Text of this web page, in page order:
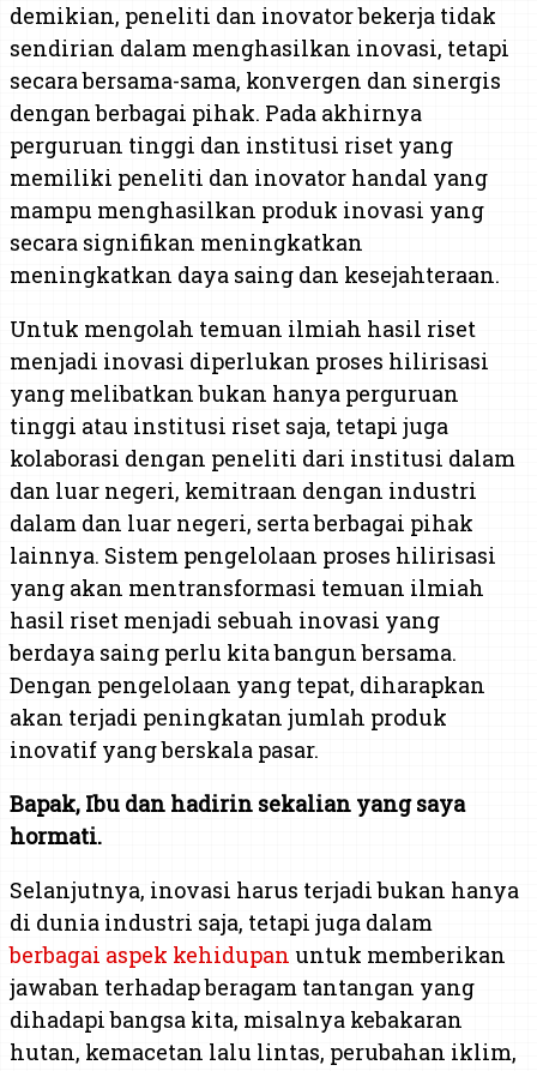
demikian, peneliti dan inovator bekerja tidak
sendirian dalam menghasilkan inovasi, tetapi
secara bersama-sama, konvergen dan sinergis
dengan berbagai pihak. Pada akhirnya
perguruan tinggi dan institusi riset yang
memiliki peneliti dan inovator handal yang
mampu menghasilkan produk inovasi yang
secara signifikan meningkatkan
meningkatkan daya saing dan kesejahteraan.
Untuk mengolah temuan ilmiah hasil riset
menjadi inovasi diperlukan proses hilirisasi
yang melibatkan bukan hanya perguruan
tinggi atau institusi riset saja, tetapi juga
kolaborasi dengan peneliti dari institusi dalam
dan luar negeri, kemitraan dengan industri
dalam dan luar negeri, serta berbagai pihak
lainnya. Sistem pengelolaan proses hilirisasi
yang akan mentransformasi temuan ilmiah
hasil riset menjadi sebuah inovasi yang
berdaya saing perlu kita bangun bersama.
Dengan pengelolaan yang tepat, diharapkan
akan terjadi peningkatan jumlah produk
inovatif yang berskala pasar.
Bapak, Ibu dan hadirin sekalian yang saya
hormati.
Selanjutnya, inovasi harus terjadi bukan hanya
di dunia industri saja, tetapi juga dalam
berbagai aspek kehidupan untuk memberikan
jawaban terhadap beragam tantangan yang
dihadapi bangsa kita, misalnya kebakaran
hutan, kemacetan lalu lintas, perubahan iklim,